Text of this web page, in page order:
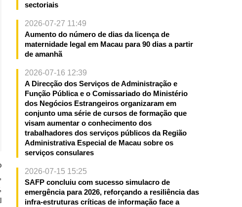
sectoriais
2026-07-27 11:49
Aumento do número de dias da licença de
maternidade legal em Macau para 90 dias a partir
de amanhã
2026-07-16 12:39
A Direcção dos Serviços de Administração e
Função Pública e o Comissariado do Ministério
dos Negócios Estrangeiros organizaram em
conjunto uma série de cursos de formação que
visam aumentar o conhecimento dos
trabalhadores dos serviços públicos da Região
Administrativa Especial de Macau sobre os
serviços consulares
2026-07-15 15:25
SAFP concluiu com sucesso simulacro de
emergência para 2026, reforçando a resiliência das
infra-estruturas críticas de informação face a